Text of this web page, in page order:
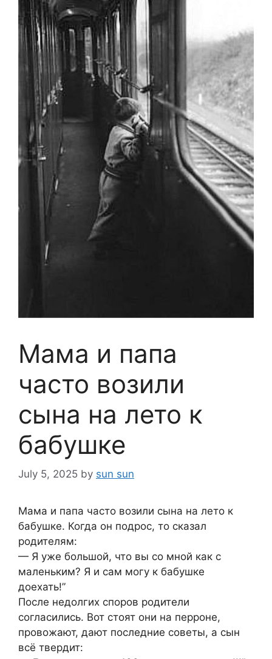
Мама и папа
часто возили
сына на лето к
бабушке
July 5, 2025 by sun sun
Мама и папа часто возили сына на лето к
бабушке. Когда он подрос, то сказал
родителям:
— Я уже большой, что вы со мной как с
маленьким? Я и сам могу к бабушке
доехать!”
После недолгих споров родители
согласились. Вот стоят они на перроне,
провожают, дают последние советы, а сын
всё твердит: